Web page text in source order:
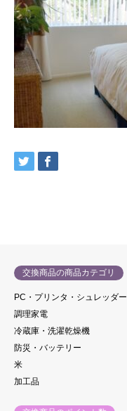
交換商品の商品カテゴリ
PC・プリンタ・シュレッダー
調理家電
冷蔵庫・洗濯乾燥機
防災・バッテリー
米
加工品